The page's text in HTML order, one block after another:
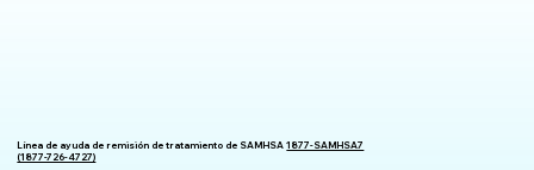
Línea de ayuda de remisión de tratamiento de SAMHSA1877-SAMHSA7
(1877-726-4727)